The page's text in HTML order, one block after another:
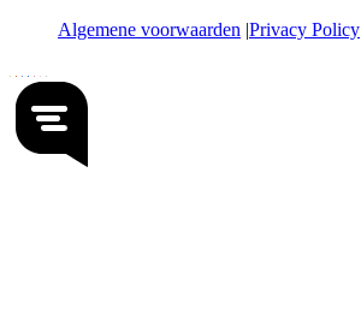
Algemene voorwaarden Privacy Policy